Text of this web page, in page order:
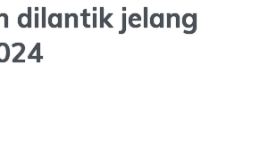
dilantik jelang